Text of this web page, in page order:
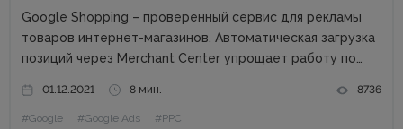
Google Shopping – проверенный сервис для рекламы
товаров интернет-магазинов. Автоматическая загрузка
позиций через Merchant Center упрощает работу по
Как правило, торговые кампании показывают высокую
эффективность, но помешать успеху могут ошибки и
01.12.2021 8 мин. 8736
#Google #Google Ads #PPC